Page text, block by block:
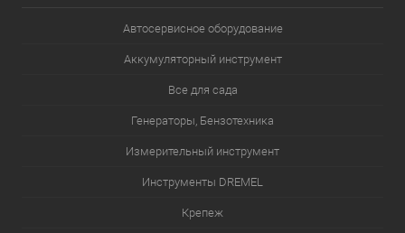
Автосервисное оборудование
Аккумуляторный инструмент
Все для сада
Генераторы, Бензотехника
Измерительный инструмент
Инструменты DREMEL
Крепеж